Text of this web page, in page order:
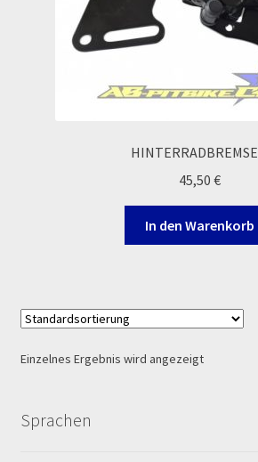
MALCOR PITCROSS / DIRTBIKE
Mein Konto
45,50 €
In den Warenkorb
Einzelnes Ergebnis wird angezeigt
Sprachen